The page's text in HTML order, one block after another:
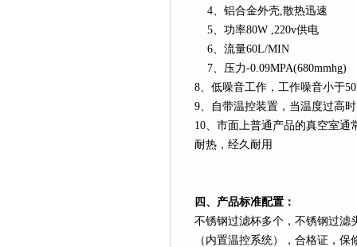
4、铝合金外壳,散热迅速
5、功率80W ,220v供电
6、流量60L/MIN
7、压力-0.09MPA(680mmhg)
8、低噪音工作，工作噪音小于
9、自带温控装置，当温度过高
10、市面上普通产品的真空室通
耐热，经久耐用
四、产品标准配置：
不锈钢过滤杯多个，不锈钢过滤
（内置温控系统），合格证，保